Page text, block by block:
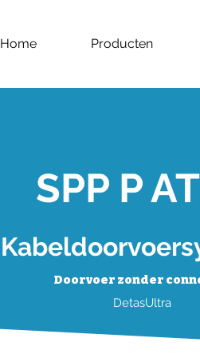
Home Producten
Doorvoer zonder
DetasUltra
SPP P